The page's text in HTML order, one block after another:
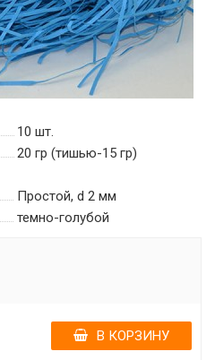
10 шт.
20 гр (тишью-15 гр)
Простой, d 2 мм
темно-голубой
В КОРЗИНУ